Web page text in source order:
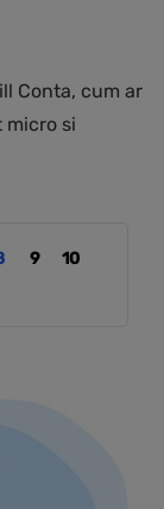
Conta, cum ar
micro si
9
10